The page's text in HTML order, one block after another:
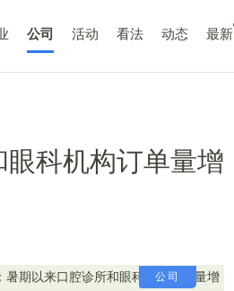
公司 活动 看法 动态 最新
科机构订单量增
公司